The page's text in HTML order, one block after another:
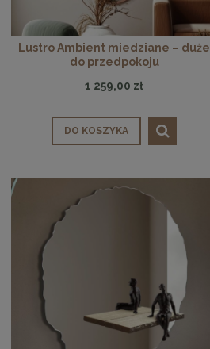
Lampa wisząca CHIC-9, biało złota 75
Lustro Ambient miedziane – duże
do przedpokoju
1 259,00 zł
DO KOSZYKA